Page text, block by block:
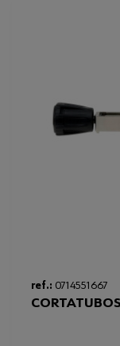
ref.: 0714551667